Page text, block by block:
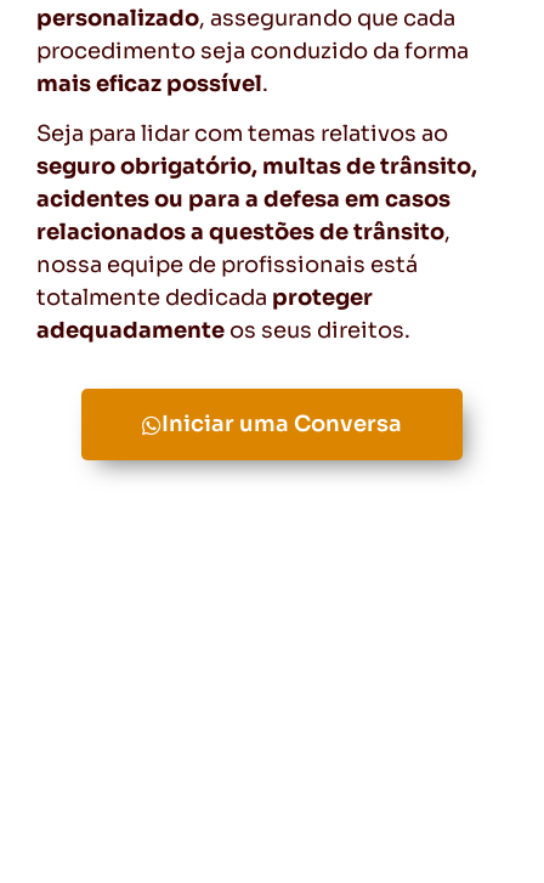
personalizado, assegurando que cada
procedimento seja conduzido da forma
mais eficaz possível.
Seja para lidar com temas relativos ao
seguro obrigatório, multas de trânsito,
acidentes ou para a defesa em casos
relacionados a questões de trânsito,
nossa equipe de profissionais está
totalmente dedicada proteger
adequadamente os seus direitos.
Iniciar uma Conversa